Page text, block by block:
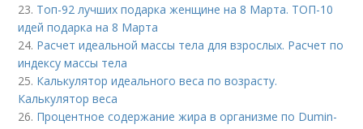
23. Топ-92 лучших подарка женщине на 8 Марта. ТОП-10
идей подарка на 8 Марта
24. Расчет идеальной массы тела для взрослых. Расчет по
индексу массы тела
25. Калькулятор идеального веса по возрасту.
Калькулятор веса
26. Процентное содержание жира в организме по Dumin-